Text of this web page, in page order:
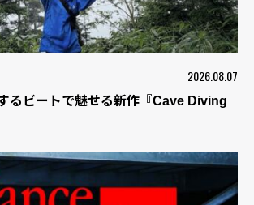
2026.08.07
るビートで魅せる新作『Cave Diving